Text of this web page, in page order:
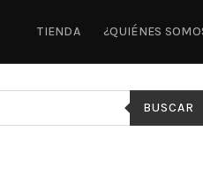
TIENDA ¿QUIÉNES
BUSCAR